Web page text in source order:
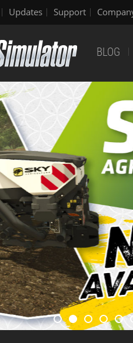
Updates Support
BLOG